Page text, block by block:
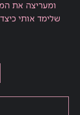
ומעריצה את
שלימד אותי